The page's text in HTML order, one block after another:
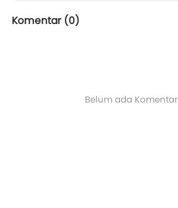
Komentar (0)
Belum ada Komentar